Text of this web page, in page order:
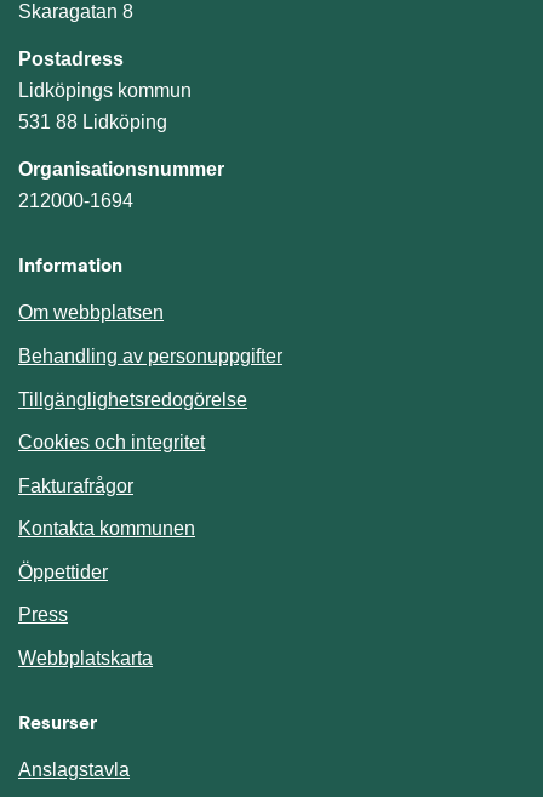
Skaragatan 8
Postadress
Lidköpings kommun
531 88 Lidköping
Organisationsnummer
212000-1694
Information
Om webbplatsen
Behandling av personuppgifter
Tillgänglighetsredogörelse
Cookies och integritet
Fakturafrågor
Kontakta kommunen
Öppettider
Press
Webbplatskarta
Resurser
Anslagstavla